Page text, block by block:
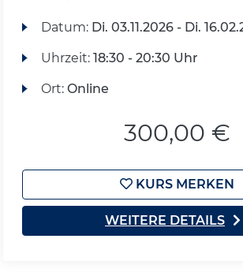
Datum: Di. 03.11.2026 - Di.
Uhrzeit: 18:30 - 20:30 Uhr
Ort: Online
300,00 €
KURS MERKEN
WEITERE DETAILS